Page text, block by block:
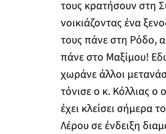
τους κρατήσουν στη
νοικιάζοντας ένα
τους πάνε στη Ρόδο,
πάνε στο Μαξίμου!
χωράνε άλλοι
τόνισε ο κ. Κόλλιας ο
έχει κλείσει σήμερα
Λέρου σε ένδειξη